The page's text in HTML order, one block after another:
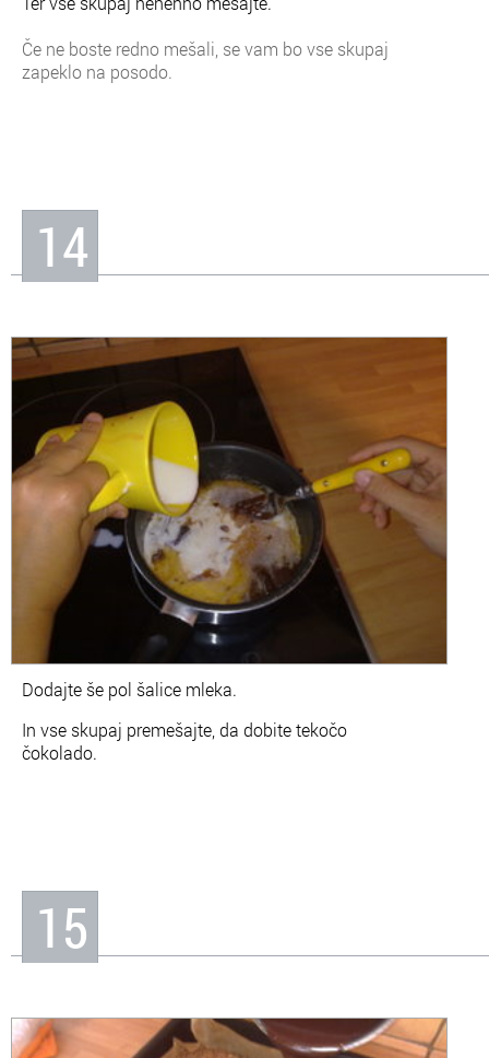
Če ne boste redno mešali, se vam bo vse skupaj
zapeklo na posodo.
14
Dodajte še pol šalice mleka.
In vse skupaj premešajte, da dobite tekočo
čokolado.
15